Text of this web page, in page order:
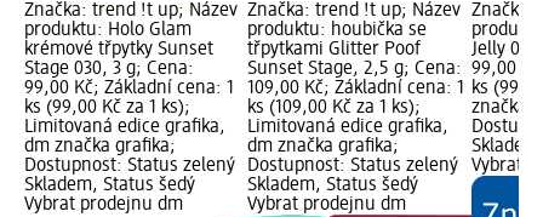
Značka: trend !t up; Název
produktu: Holo Glam
krémové třpytky Sunset
Stage 030, 3 g; Cena:
99,00 Kč; Základní cena: 1
ks (99,00 Kč za 1 ks);
Limitovaná edice grafika,
dm značka grafika;
Dostupnost: Status zelený
Skladem, Status šedý
Vybrat prodejnu dm
Značka: trend !t up; Název
produktu: houbička se
třpytkami Glitter Poof
Sunset Stage, 2,5 g; Cena:
109,00 Kč; Základní cena: 1
ks (109,00 Kč za 1 ks);
Limitovaná edice grafika,
dm značka grafika;
Dostupnost: Status zelený
Skladem, Status šedý
Vybrat prodejnu dm
Značka:
Jelly
99,00
ks
značka
Vybrat